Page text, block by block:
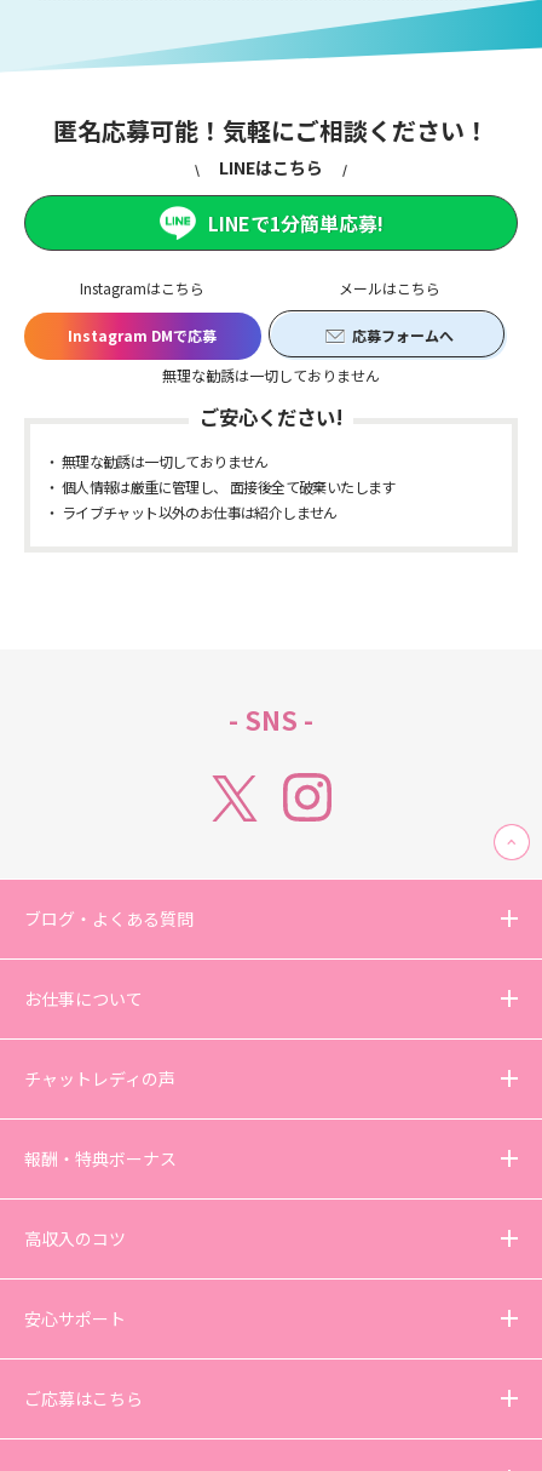
匿名応募可能！気軽にご相談ください！
Instagramはこちら
Instagram DMで応募
メールはこちら
応募フォームへ
無理な勧誘は一切しておりません
LINEはこちら
LINEで1分簡単応募!
ご安心ください!
無理な勧誘は一切しておりません
個人情報は厳重に管理し、 面接後全て破棄いたします
ライブチャット以外のお仕事は紹介しません
- SNS -
ブログ・よくある質問
お仕事について
チャットレディの声
報酬・特典ボーナス
高収入のコツ
安心サポート
ご応募はこちら